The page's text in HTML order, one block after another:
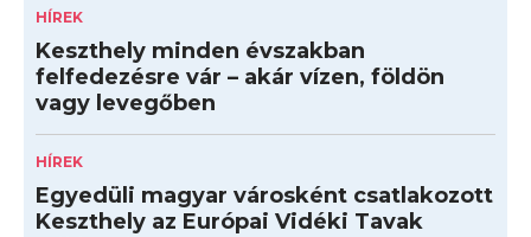
HÍREK
Keszthely minden évszakban
felfedezésre vár – akár vízen, földön
vagy levegőben
HÍREK
Egyedüli magyar városként csatlakozott
Keszthely az Európai Vidéki Tavak